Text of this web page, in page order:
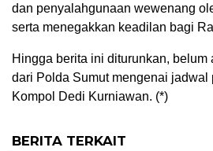
dan penyalahgunaan wewenang
serta menegakkan keadilan bagi
Hingga berita ini diturunkan, belum
dari Polda Sumut mengenai jadwal
Kompol Dedi Kurniawan. (*)
BERITA TERKAIT